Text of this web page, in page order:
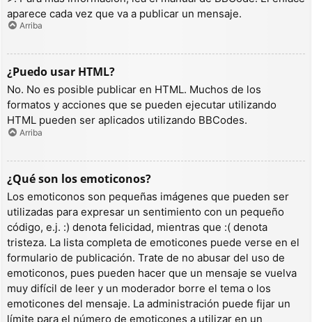
aparece cada vez que va a publicar un mensaje.
Arriba
¿Puedo usar HTML?
No. No es posible publicar en HTML. Muchos de los
formatos y acciones que se pueden ejecutar utilizando
HTML pueden ser aplicados utilizando BBCodes.
Arriba
¿Qué son los emoticonos?
Los emoticonos son pequeñas imágenes que pueden ser
utilizadas para expresar un sentimiento con un pequeño
código, e.j. :) denota felicidad, mientras que :( denota
tristeza. La lista completa de emoticones puede verse en el
formulario de publicación. Trate de no abusar del uso de
emoticonos, pues pueden hacer que un mensaje se vuelva
muy difícil de leer y un moderador borre el tema o los
emoticones del mensaje. La administración puede fijar un
límite para el número de emoticones a utilizar en un